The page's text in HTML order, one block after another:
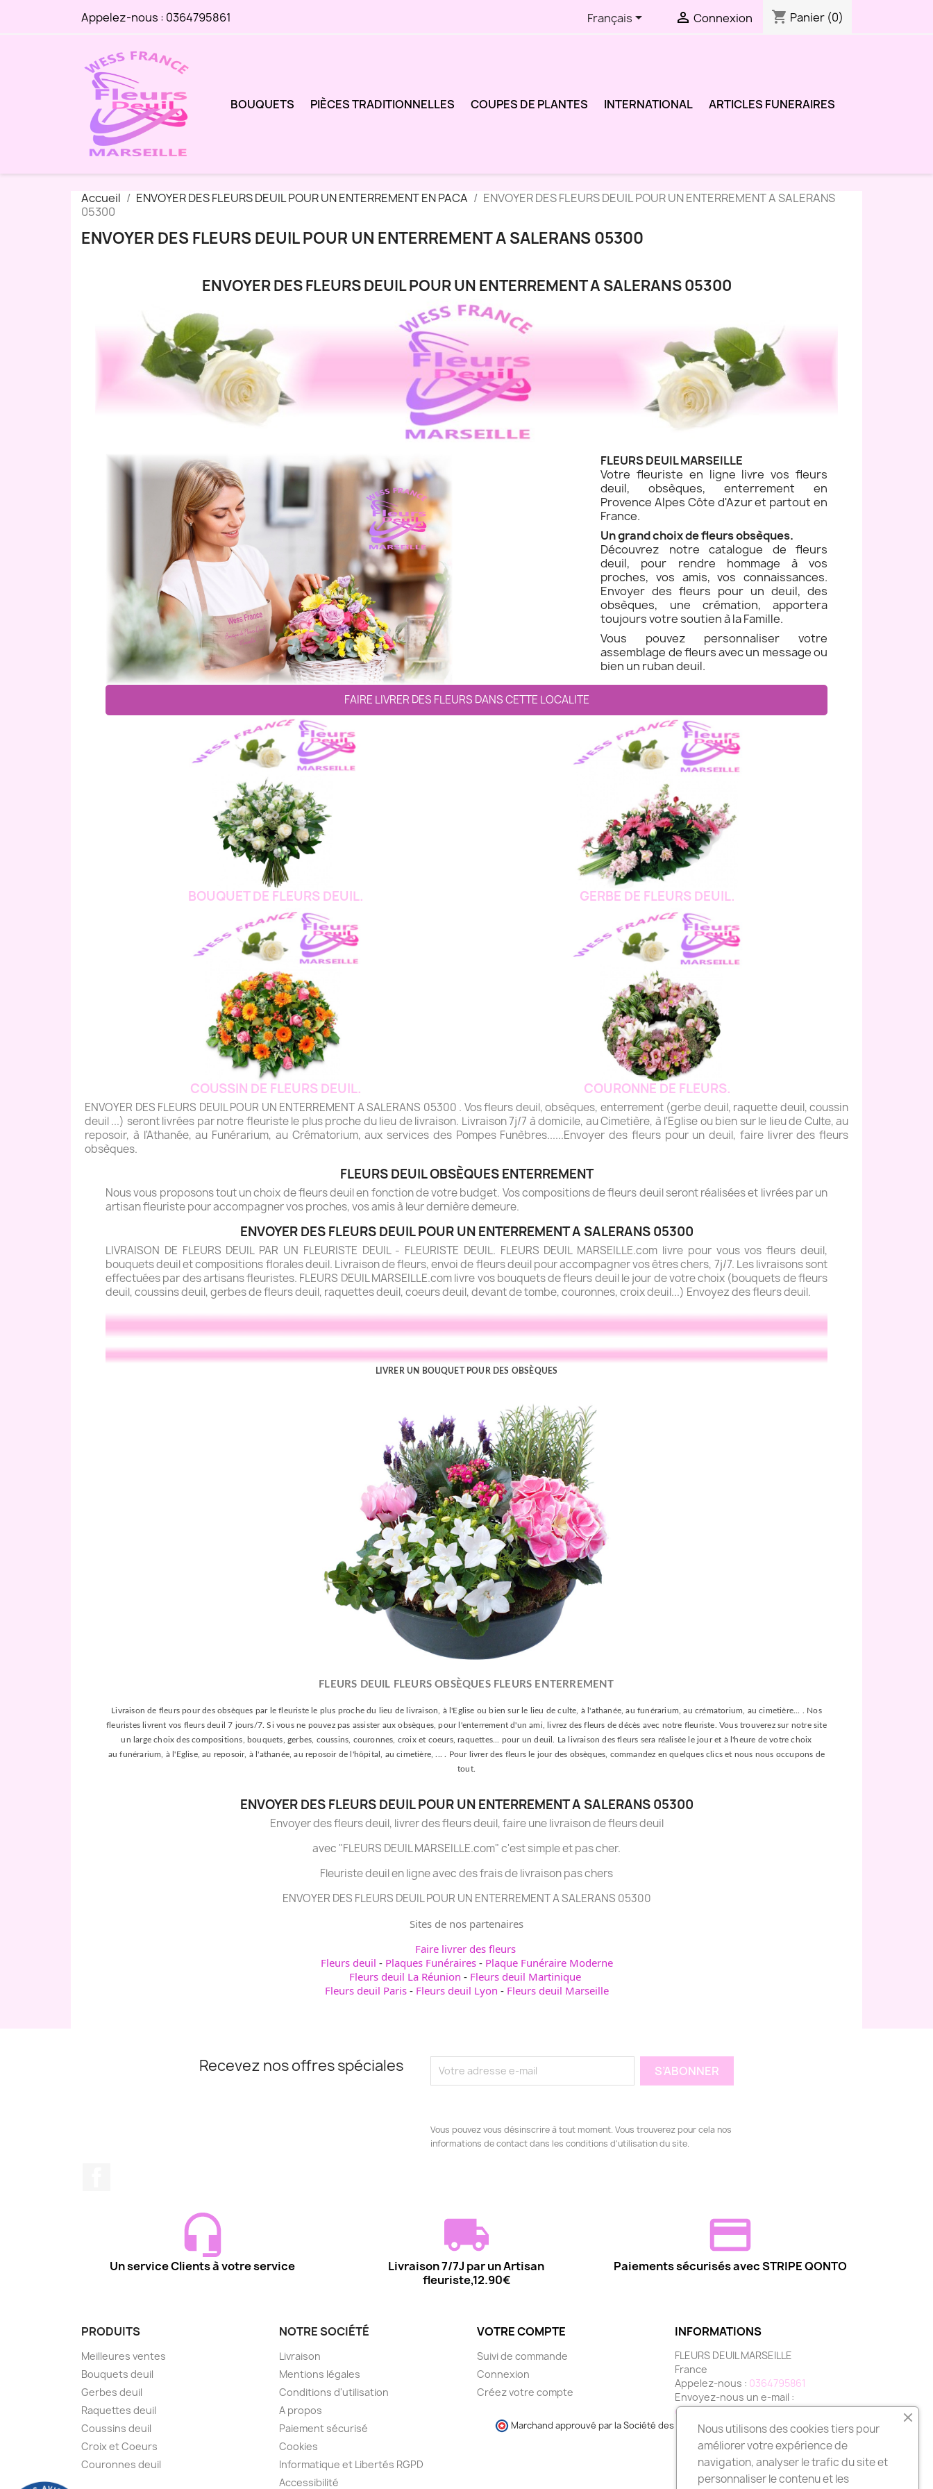
Appelez-nous : 0364795861 Français  Connexion shopping_cart Panier (0)
BOUQUETS PIÈCES TRADITIONNELLES COUPES DE PLANTES INTERNATIONAL ARTICLES FUNERAIRES
Accueil ENVOYER DES FLEURS DEUIL POUR UN ENTERREMENT EN PACA
ENVOYER DES FLEURS DEUIL POUR UN ENTERREMENT A SALERANS
05300
ENVOYER DES FLEURS DEUIL POUR UN ENTERREMENT A SALERANS 05300
ENVOYER DES FLEURS DEUIL POUR UN ENTERREMENT A SALERANS 05300
FLEURS DEUIL MARSEILLE
Votre fleuriste en ligne livre vos fleurs
deuil, obsèques, enterrement en
Provence Alpes Côte d'Azur et partout en
France.
Un grand choix de fleurs obsèques.
Découvrez notre catalogue de fleurs
deuil, pour rendre hommage à vos
proches, vos amis, vos connaissances.
Envoyer des fleurs pour un deuil, des
obsèques, une crémation, apportera
toujours votre soutien à la Famille.
Vous pouvez personnaliser votre
assemblage de fleurs avec un message ou
bien un ruban deuil.
FAIRE LIVRER DES FLEURS DANS CETTE LOCALITE
BOUQUET DE FLEURS DEUIL. GERBE DE FLEURS DEUIL.
COUSSIN DE FLEURS DEUIL. COURONNE DE FLEURS.
ENVOYER DES FLEURS DEUIL POUR UN ENTERREMENT A SALERANS 05300 . Vos fleurs deuil, obsèques, enterrement (gerbe deuil, raquette deuil, coussin
deuil ...) seront livrées par notre fleuriste le plus proche du lieu de livraison. Livraison 7j/7 à domicile, au Cimetière, à l'Eglise ou bien sur le lieu de Culte, au
reposoir, à l'Athanée, au Funérarium, au Crématorium, aux services des Pompes Funèbres......Envoyer des fleurs pour un deuil, faire livrer des fleurs
obsèques.
FLEURS DEUIL OBSÈQUES ENTERREMENT
Nous vous proposons tout un choix de fleurs deuil en fonction de votre budget. Vos compositions de fleurs deuil seront réalisées et livrées par un
artisan fleuriste pour accompagner vos proches, vos amis à leur dernière demeure.
ENVOYER DES FLEURS DEUIL POUR UN ENTERREMENT A SALERANS 05300
LIVRAISON DE FLEURS DEUIL PAR UN FLEURISTE DEUIL - FLEURISTE DEUIL. FLEURS DEUIL MARSEILLE.com livre pour vous vos fleurs deuil,
bouquets deuil et compositions florales deuil. Livraison de fleurs, envoi de fleurs deuil pour accompagner vos êtres chers, 7j/7. Les livraisons sont
effectuées par des artisans fleuristes. FLEURS DEUIL MARSEILLE.com livre vos bouquets de fleurs deuil le jour de votre choix (bouquets de fleurs
deuil, coussins deuil, gerbes de fleurs deuil, raquettes deuil, coeurs deuil, devant de tombe, couronnes, croix deuil...) Envoyez des fleurs deuil.
LIVRER UN BOUQUET POUR DES OBSÈQUES
FLEURS DEUIL FLEURS OBSÈQUES FLEURS ENTERREMENT
Livraison de fleurs pour des obsèques par le fleuriste le plus proche du lieu de livraison, à l'Eglise ou bien sur le lieu de culte, à l'athanée, au funérarium, au crématorium, au cimetière... . Nos
fleuristes livrent vos fleurs deuil 7 jours/7. Si vous ne pouvez pas assister aux obsèques, pour l'enterrement d'un ami, livrez des fleurs de décès avec notre fleuriste. Vous trouverez sur notre site
un large choix des compositions, bouquets, gerbes, coussins, couronnes, croix et coeurs, raquettes... pour un deuil. La livraison des fleurs sera réalisée le jour et à l'heure de votre choix
au funérarium, à l'Eglise, au reposoir, à l'athanée, au reposoir de l'hôpital, au cimetière, ... . Pour livrer des fleurs le jour des obsèques, commandez en quelques clics et nous nous occupons de
tout.
ENVOYER DES FLEURS DEUIL POUR UN ENTERREMENT A SALERANS 05300
Envoyer des fleurs deuil, livrer des fleurs deuil, faire une livraison de fleurs deuil
avec "FLEURS DEUIL MARSEILLE.com" c'est simple et pas cher.
Fleuriste deuil en ligne avec des frais de livraison pas chers
ENVOYER DES FLEURS DEUIL POUR UN ENTERREMENT A SALERANS 05300
Sites de nos partenaires
Faire livrer des fleurs
Fleurs deuil - Plaques Funéraires- Plaque Funéraire Moderne
Fleurs deuil La Réunion - Fleurs deuil Martinique
Fleurs deuil Paris- Fleurs deuil Lyon - Fleurs deuil Marseille
Recevez nos offres spéciales
Vous pouvez vous désinscrire à tout moment. Vous trouverez pour cela nos
informations de contact dans les conditions d'utilisation du site.
Un service Clients à votre service
Livraison 7/7J par un Artisan
fleuriste,12.90€
Paiements sécurisés avec STRIPE QONTO
PRODUITS
Meilleures ventes
Bouquets deuil
Gerbes deuil
Raquettes deuil
Coussins deuil
Croix et Coeurs
Couronnes deuil
NOTRE SOCIÉTÉ
Livraison
Mentions légales
Conditions d'utilisation
A propos
Paiement sécurisé
Cookies
Informatique et Libertés RGPD
Accessibilité
VOTRE COMPTE
Suivi de commande
Connexion
Créez votre compte
INFORMATIONS
FLEURS DEUIL MARSEILLE
France
Appelez-nous : 0364795861
Envoyez-nous un e-mail :
contact@fleurs-deuil-marseille.com
Marchand approuvé par la Société des Avis Garantis,cliquez ici pour vérifier.
Nous utilisons des cookies tiers pour
améliorer votre expérience de
navigation, analyser le trafic du site et
personnaliser le contenu et les